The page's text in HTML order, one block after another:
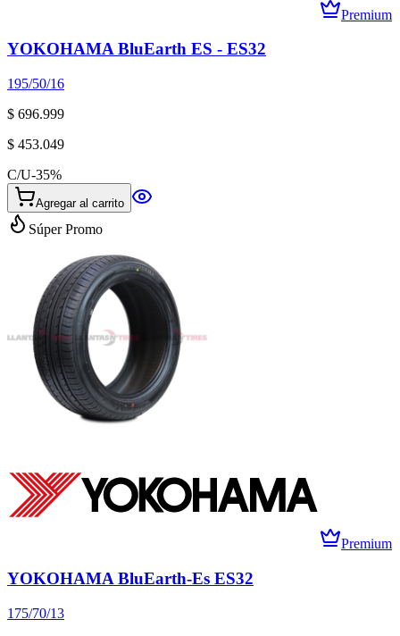
Premium
YOKOHAMA BluEarth ES - ES32
195/50/16
$ 696.999
$ 453.049
C/U-35%
Agregar al carrito
Súper Promo
Premium
YOKOHAMA BluEarth-Es ES32
175/70/13